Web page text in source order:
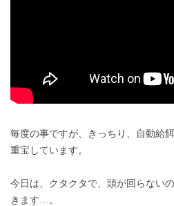
毎度の事ですが、きっちり、自動給
重宝しています。
今日は、クタクタで、頭が回らない
きます…。